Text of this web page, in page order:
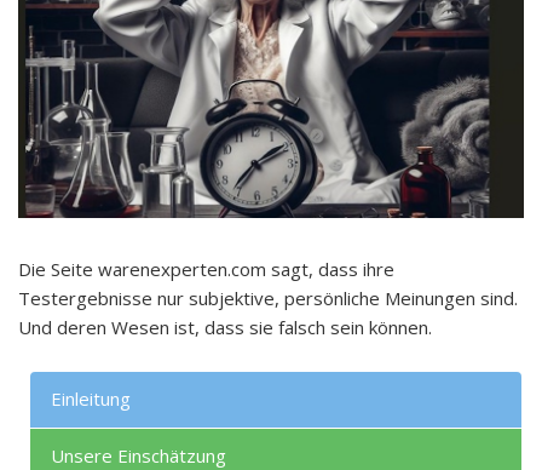
Die Seite warenexperten.com sagt, dass ihre
Testergebnisse nur subjektive, persönliche Meinungen sind.
Und deren Wesen ist, dass sie falsch sein können.
Einleitung
Unsere Einschätzung